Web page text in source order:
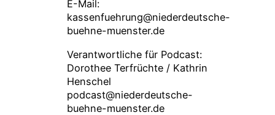
E-Mail:
kassenfuehrung@niederdeutsche-
buehne-muenster.de
Verantwortliche für Podcast:
Dorothee Terfrüchte / Kathrin
Henschel
podcast@niederdeutsche-
buehne-muenster.de